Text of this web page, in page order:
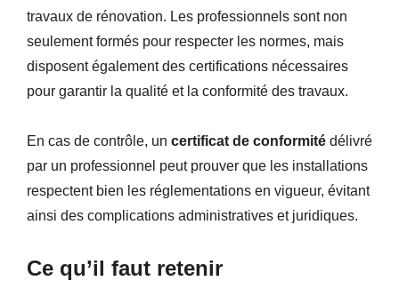
travaux de rénovation. Les professionnels sont non
seulement formés pour respecter les normes, mais
disposent également des certifications nécessaires
pour garantir la qualité et la conformité des travaux.
En cas de contrôle, un certificat de conformité délivré
par un professionnel peut prouver que les installations
respectent bien les réglementations en vigueur, évitant
ainsi des complications administratives et juridiques.
Ce qu’il faut retenir